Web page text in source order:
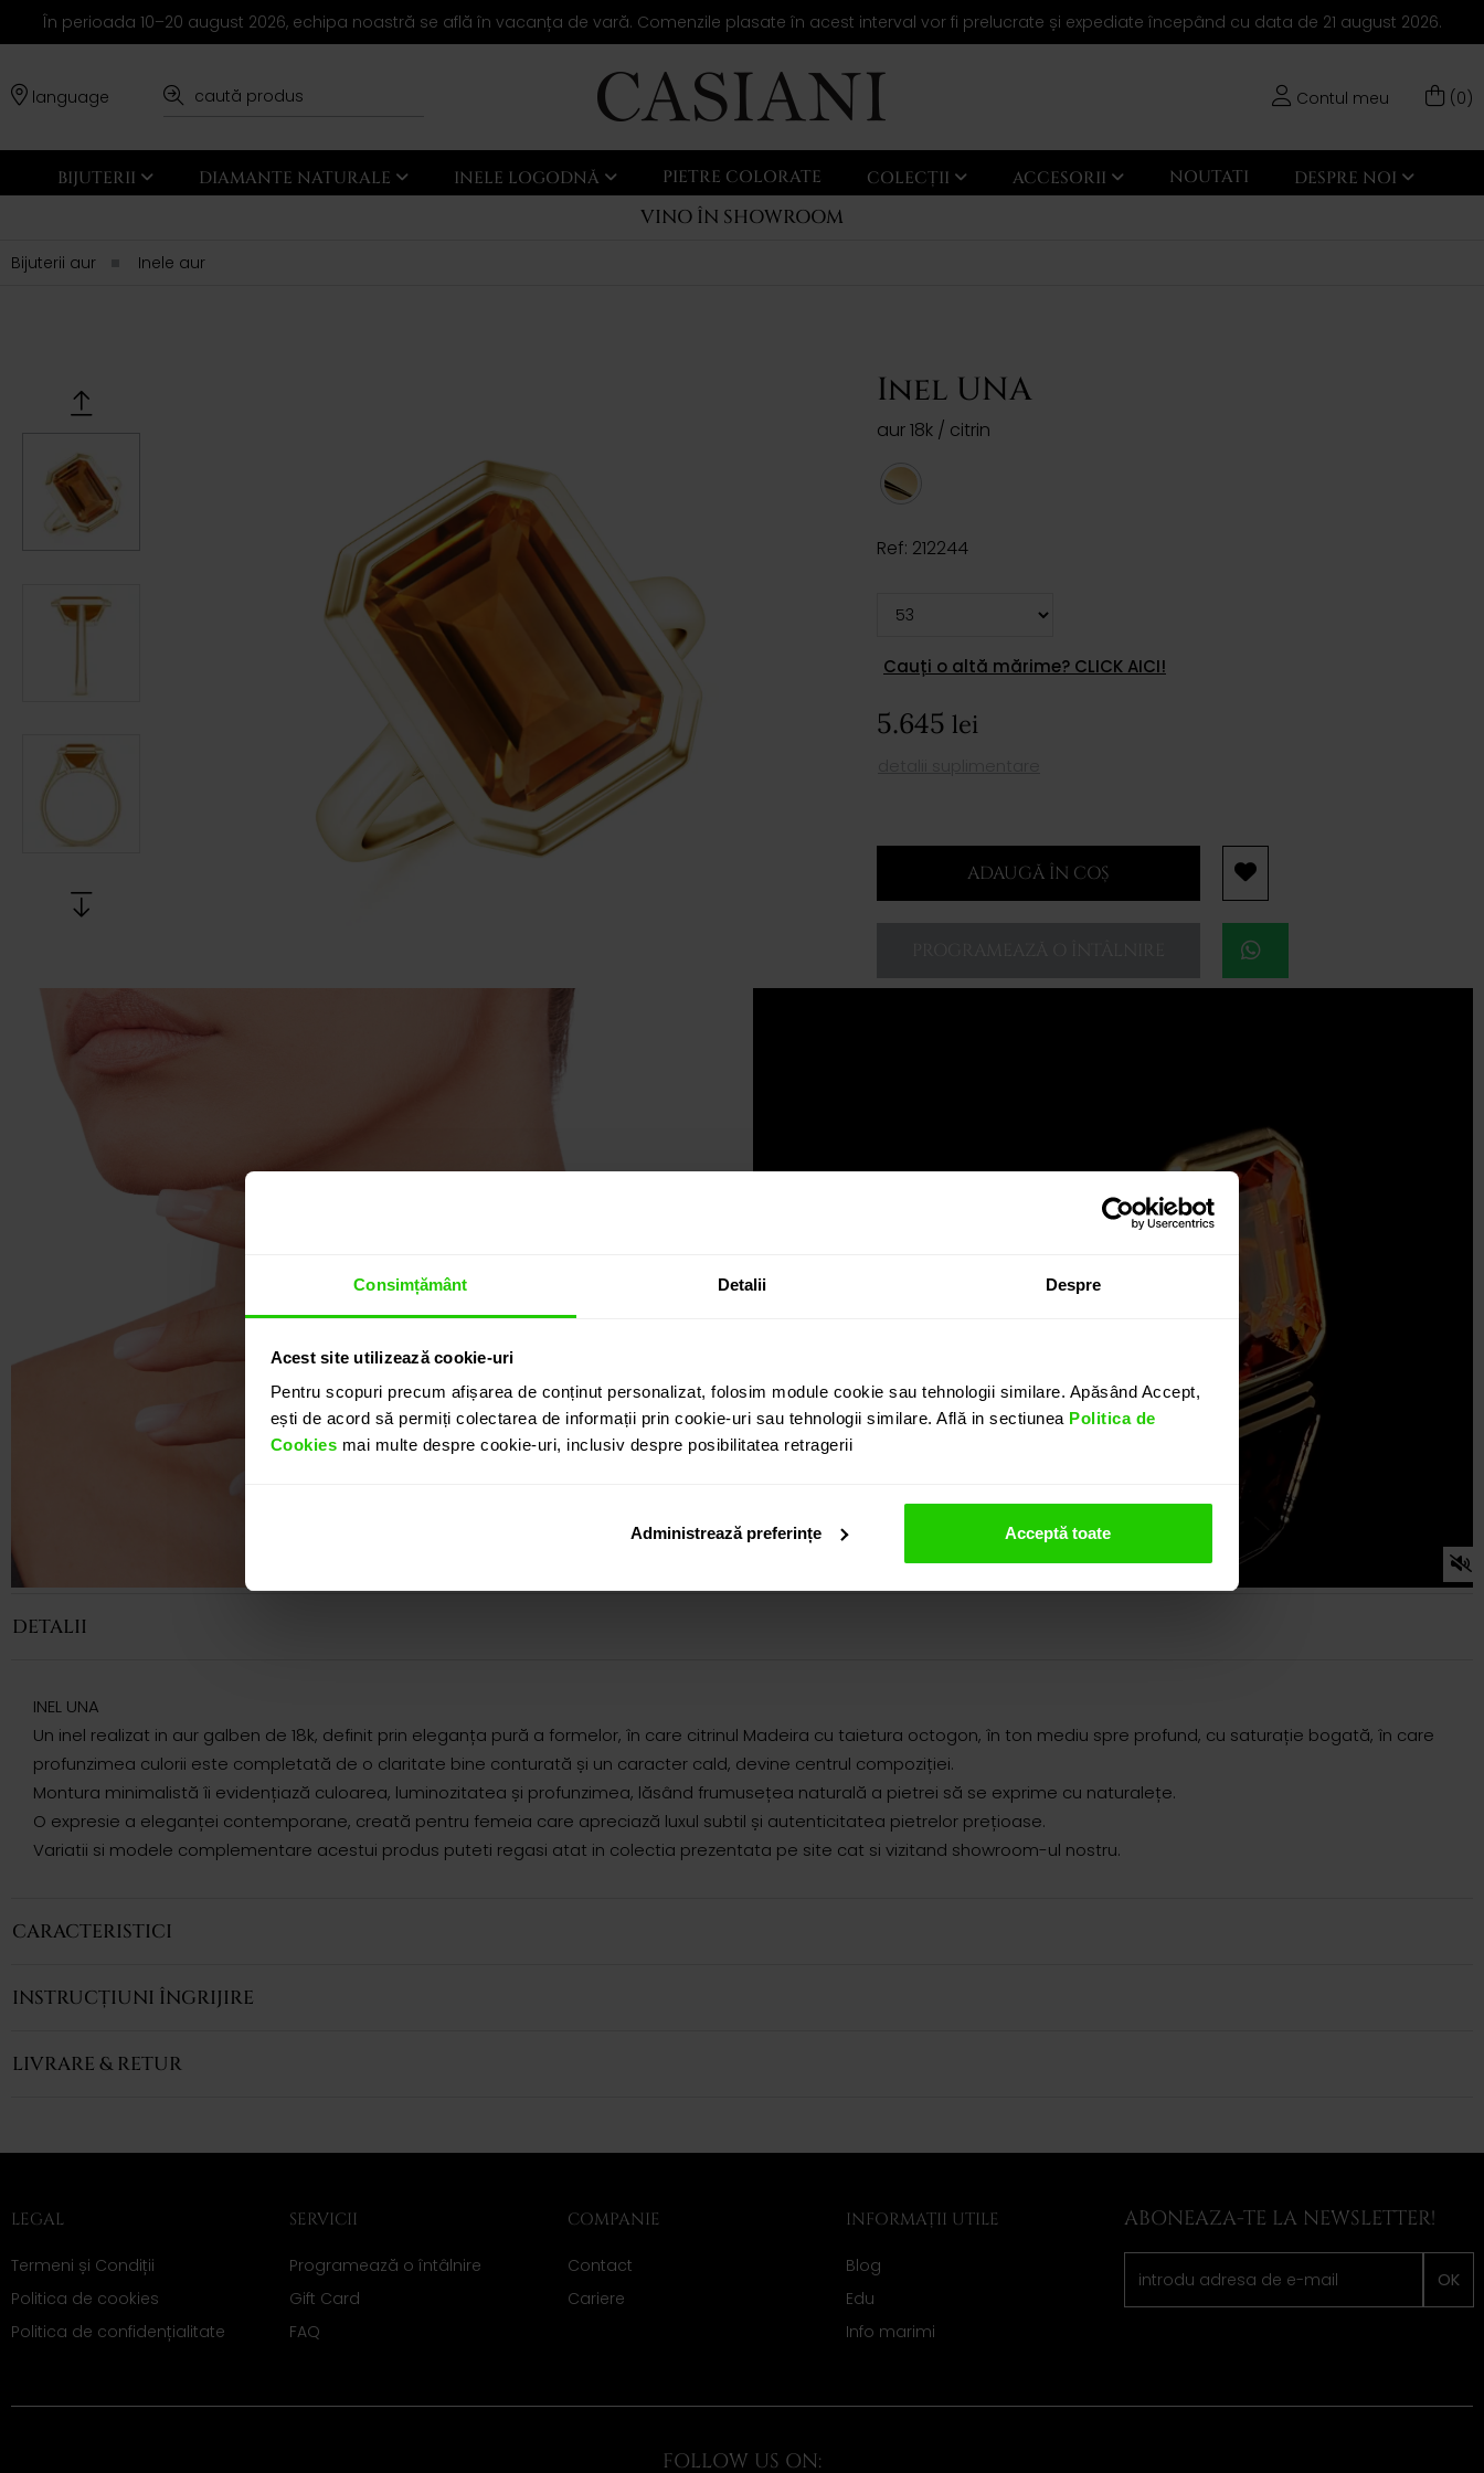
Consimțământ Detalii Despre
Acest site utilizează cookie-uri
Pentru scopuri precum afișarea de conținut personalizat, folosim module cookie sau tehnologii similare. Apăsând Accept,
ești de acord să permiți colectarea de informații prin cookie-uri sau tehnologii similare. Află in sectiunea Politica de
Cookies mai multe despre cookie-uri, inclusiv despre posibilitatea retragerii
Administrează preferințe Acceptă toate
În perioada 10–20 august 2026, echipa noastră se află în vacanța de vară. Comenzile plasate în acest interval vor fi prelucrate și expediate începând cu data de 21 august 2026.
language Contul meu (0)
BIJUTERII DIAMANTE NATURALE INELE LOGODNĂ PIETRE COLORATE COLECȚII ACCESORII NOUTATI DESPRE NOI
VINO ÎN SHOWROOM
Bijuterii aur Inele aur
Inel UNA
aur 18k / citrin
Ref: 212244
Cauți o altă mărime? CLICK AICI!
5.645 lei
ADAUGĂ ÎN COȘ
DETALII
INEL UNA
Un inel realizat in aur galben de 18k, definit prin eleganța pură a formelor, în care citrinul Madeira cu taietura octogon, în ton mediu spre profund, cu saturație bogată, în care
profunzimea culorii este completată de o claritate bine conturată și un caracter cald, devine centrul compoziției.
Montura minimalistă îi evidențiază culoarea, luminozitatea și profunzimea, lăsând frumusețea naturală a pietrei să se exprime cu naturalețe.
O expresie a eleganței contemporane, creată pentru femeia care apreciază luxul subtil și autenticitatea pietrelor prețioase.
Variatii si modele complementare acestui produs puteti regasi atat in colectia prezentata pe site cat si vizitand showroom-ul nostru.
CARACTERISTICI
INSTRUCȚIUNI ÎNGRIJIRE
LIVRARE & RETUR
LEGAL
Termeni și Condiții
Politica de cookies
Politica de confidențialitate
SERVICII
Programează o întâlnire
Gift Card
FAQ
COMPANIE
Contact
Cariere
INFORMAȚII UTILE
Blog
Edu
Info marimi
ABONEAZA-TE LA NEWSLETTER!
OK
FOLLOW US ON: